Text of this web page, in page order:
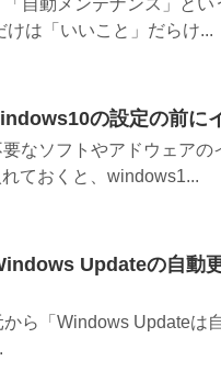
自動メンテナンス」と
けは「いいこと」だらけ...
の設定の前に
なソフトやアドウェアの
れておくと、windows1...
Updateの自動
ら「Windows Updateは